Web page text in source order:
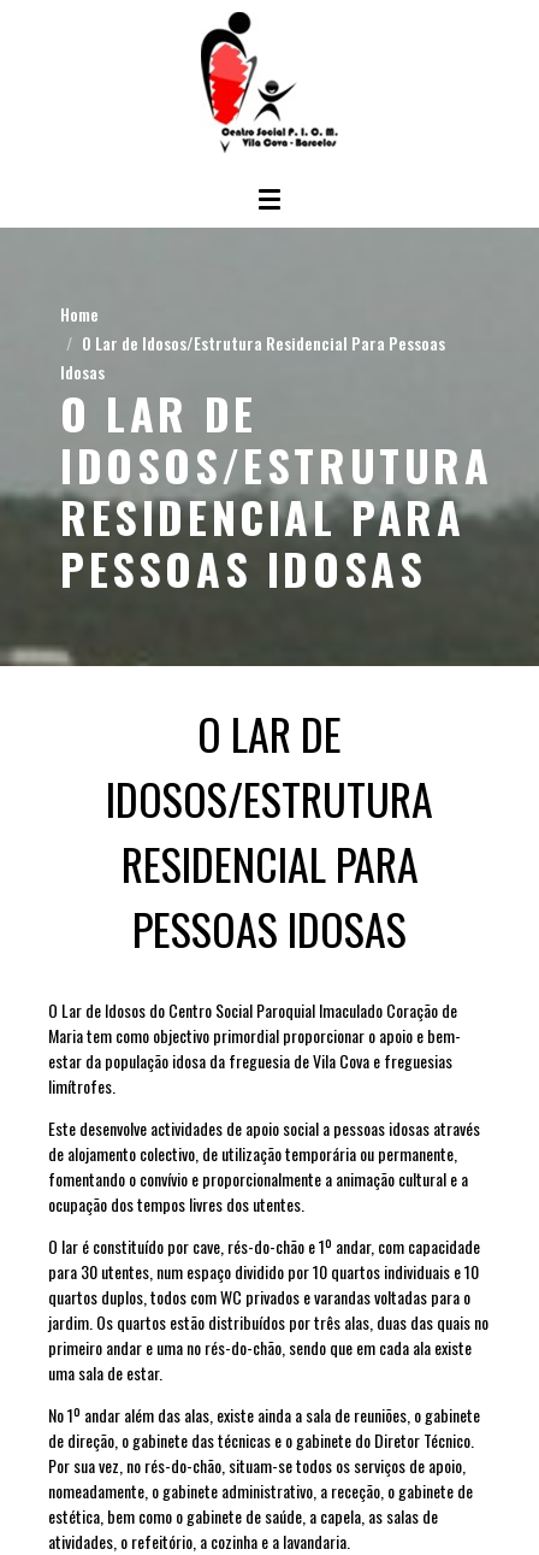
Home
O Lar de Idosos/Estrutura Residencial Para Pessoas
Idosas
O LAR DE
IDOSOS/ESTRUTURA
RESIDENCIAL PARA
PESSOAS IDOSAS
O LAR DE
IDOSOS/ESTRUTURA
RESIDENCIAL PARA
PESSOAS IDOSAS
O Lar de Idosos do Centro Social Paroquial Imaculado Coração de
Maria tem como objectivo primordial proporcionar o apoio e bem-
estar da população idosa da freguesia de Vila Cova e freguesias
limítrofes.
Este desenvolve actividades de apoio social a pessoas idosas através
de alojamento colectivo, de utilização temporária ou permanente,
fomentando o convívio e proporcionalmente a animação cultural e a
ocupação dos tempos livres dos utentes.
O lar é constituído por cave, rés-do-chão e 1º andar, com capacidade
para 30 utentes, num espaço dividido por 10 quartos individuais e 10
quartos duplos, todos com WC privados e varandas voltadas para o
jardim. Os quartos estão distribuídos por três alas, duas das quais no
primeiro andar e uma no rés-do-chão, sendo que em cada ala existe
uma sala de estar.
No 1º andar além das alas, existe ainda a sala de reuniões, o gabinete
de direção, o gabinete das técnicas e o gabinete do Diretor Técnico.
Por sua vez, no rés-do-chão, situam-se todos os serviços de apoio,
nomeadamente, o gabinete administrativo, a receção, o gabinete de
estética, bem como o gabinete de saúde, a capela, as salas de
atividades, o refeitório, a cozinha e a lavandaria.